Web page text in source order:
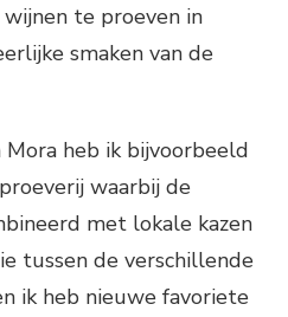
te proeven in
smaken van de
heb ik bijvoorbeeld
waarbij de
met lokale kazen
tussen de verschillende
ik heb nieuwe favoriete